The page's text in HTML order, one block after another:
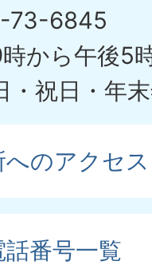
73-6845
から午後5
・祝日・年
へのアクセス
番号一覧